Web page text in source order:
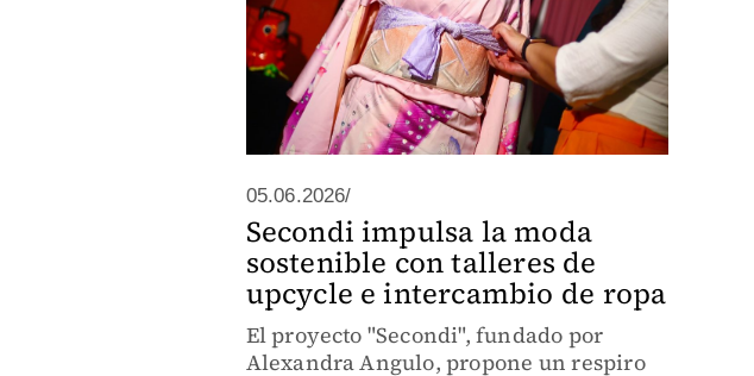
05.06.2026/
Secondi impulsa la moda
sostenible con talleres de
upcycle e intercambio de ropa
El proyecto "Secondi", fundado por
Alexandra Angulo, propone un respiro